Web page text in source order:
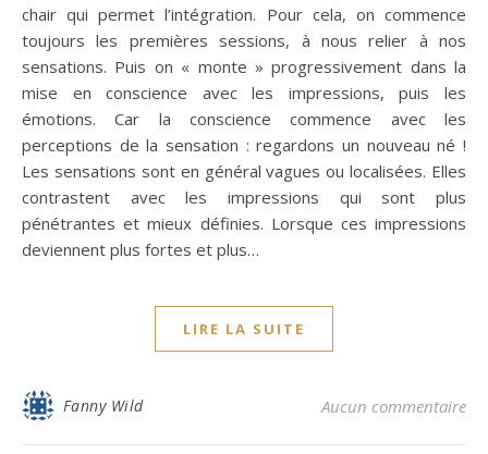
chair qui permet l’intégration. Pour cela, on commence
toujours les premières sessions, à nous relier à nos
sensations. Puis on « monte » progressivement dans la
mise en conscience avec les impressions, puis les
émotions. Car la conscience commence avec les
perceptions de la sensation : regardons un nouveau né !
Les sensations sont en général vagues ou localisées. Elles
contrastent avec les impressions qui sont plus
pénétrantes et mieux définies. Lorsque ces impressions
deviennent plus fortes et plus…
LIRE LA SUITE
Fanny Wild Aucun commentaire